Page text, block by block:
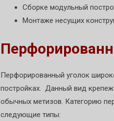
Сборке модульный
Монтаже несущих
Перфорированный уголок
постройках. Данный вид
обычных метизов. Категорию
следующие типы: